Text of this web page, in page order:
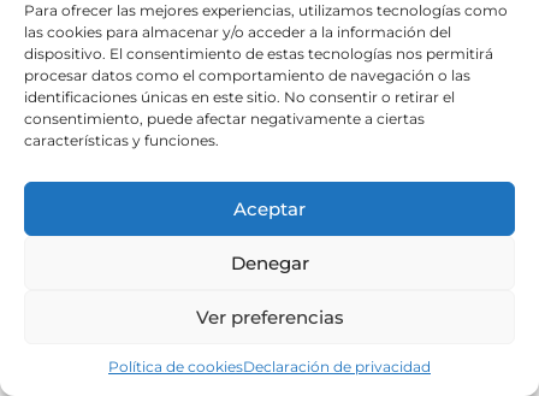
Para ofrecer las mejores experiencias, utilizamos tecnologías como
las cookies para almacenar y/o acceder a la información del
dispositivo. El consentimiento de estas tecnologías nos permitirá
procesar datos como el comportamiento de navegación o las
identificaciones únicas en este sitio. No consentir o retirar el
consentimiento, puede afectar negativamente a ciertas
características y funciones.
Aceptar
Denegar
Ver preferencias
Política de cookiesDeclaración de privacidad
Aviso legalPolítica de privacidad
Política de cookies
Portal de transparenciaAccesibilidad